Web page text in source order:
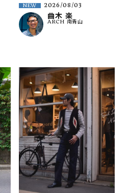
会員登録
NEW 2026/08/03
曲木 楽
ARCH 南青山